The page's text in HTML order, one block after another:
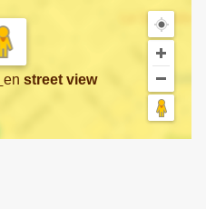
en street view